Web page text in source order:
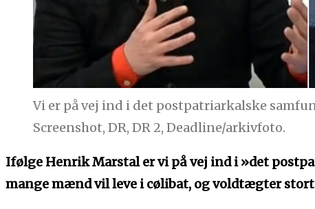
Vi er på vej ind i det postpatriarkalske
Screenshot, DR, DR 2, Deadline/arkivfoto.
Ifølge Henrik Marstal er vi på vej ind i »det
mange mænd vil leve i cølibat, og voldtægter